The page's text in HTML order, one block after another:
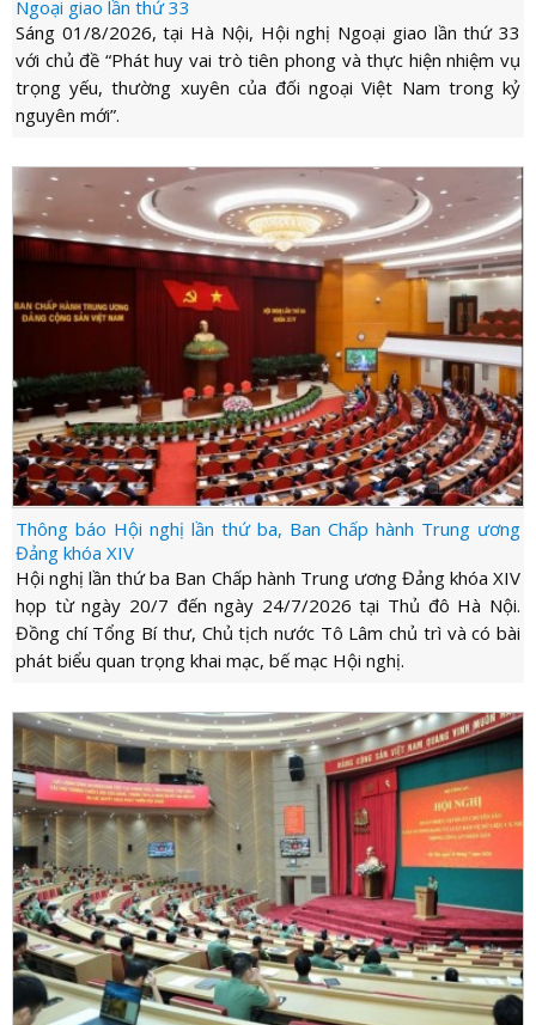
LƯỢNG
VIỆN
ẢNH
THƯ
VIỆN
VIDEO
LIÊN
HỆ
Ngoại giao lần thứ 33
Sáng 01/8/2026, tại Hà Nội, Hội nghị Ngoại giao lần thứ 33
với chủ đề “Phát huy vai trò tiên phong và thực hiện nhiệm vụ
trọng yếu, thường xuyên của đối ngoại Việt Nam trong kỷ
nguyên mới”.
Thông báo Hội nghị lần thứ ba, Ban Chấp hành Trung ương
Đảng khóa XIV
Hội nghị lần thứ ba Ban Chấp hành Trung ương Đảng khóa XIV
họp từ ngày 20/7 đến ngày 24/7/2026 tại Thủ đô Hà Nội.
Đồng chí Tổng Bí thư, Chủ tịch nước Tô Lâm chủ trì và có bài
phát biểu quan trọng khai mạc, bế mạc Hội nghị.